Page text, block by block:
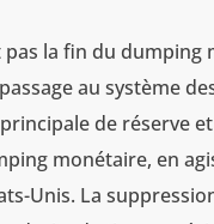
pas la fin du
au système
de réserve et
monétaire, en
Unis. La